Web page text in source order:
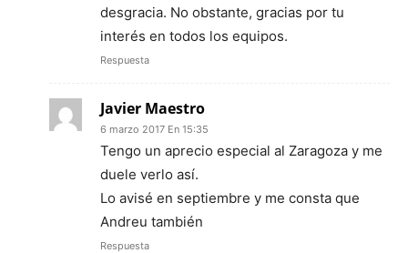
desgracia. No obstante, gracias por tu
interés en todos los equipos.
Respuesta
Javier Maestro
6 marzo 2017 En 15:35
Tengo un aprecio especial al Zaragoza y me
duele verlo así.
Lo avisé en septiembre y me consta que
Andreu también
Respuesta